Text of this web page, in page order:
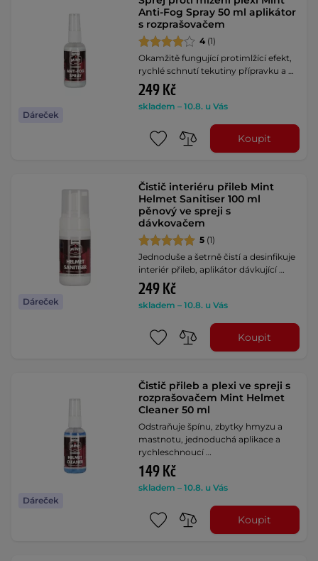
Dáreček
Anti-Fog Spray 50 ml aplikátor
s rozprašovačem
4 (1)
Okamžitě fungující protimlžící efekt,
rychlé schnutí tekutiny přípravku a …
249 Kč
skladem – 10.8. u Vás
Koupit
Dáreček
Čistič interiéru přileb Mint
Helmet Sanitiser 100 ml
pěnový ve spreji s
dávkovačem
5 (1)
Jednoduše a šetrně čistí a desinfikuje
interiér přileb, aplikátor dávkující …
249 Kč
skladem – 10.8. u Vás
Koupit
Dáreček
Čistič přileb a plexi ve spreji s
rozprašovačem Mint Helmet
Cleaner 50 ml
Odstraňuje špínu, zbytky hmyzu a
mastnotu, jednoduchá aplikace a
rychleschnoucí …
149 Kč
skladem – 10.8. u Vás
Koupit